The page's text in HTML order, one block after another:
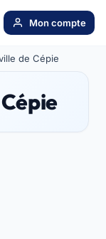
Mon compte
de Cépie